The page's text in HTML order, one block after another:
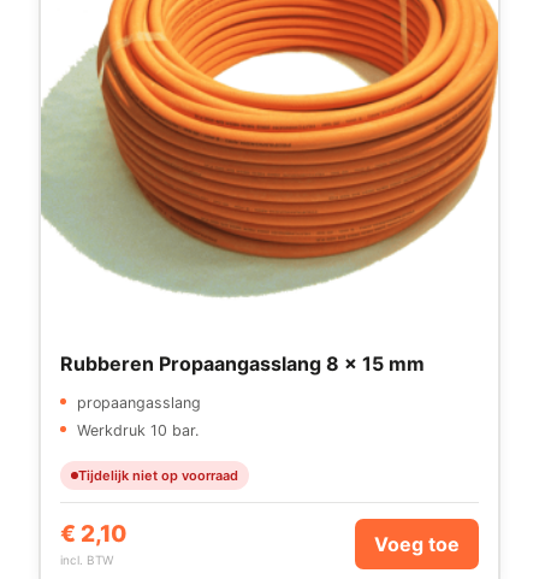
Rubberen Propaangasslang 8 x 15 mm
propaangasslang
Werkdruk 10 bar.
Tijdelijk niet op voorraad
€ 2,10
incl. BTW
Voeg toe